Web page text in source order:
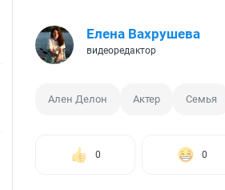
Елена Вахрушева
видеоредактор
Ален Делон Актер Семья
0 0